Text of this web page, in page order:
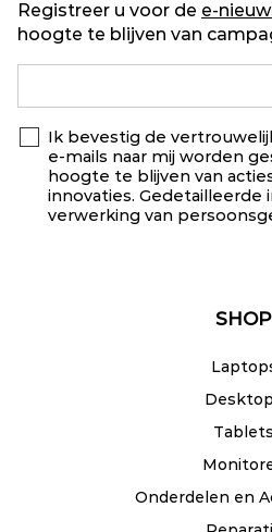
Registreer u voor de e-
hoogte te blijven van
Ik bevestig de
e-mails naar mij worden
hoogte te blijven van
innovaties. Gedetailleerde
verwerking van
SHOP
Tablets
Onderdelen en